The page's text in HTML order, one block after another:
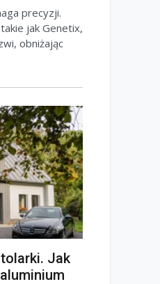
precyzji.
jak Genetix,
obniżając
Jak